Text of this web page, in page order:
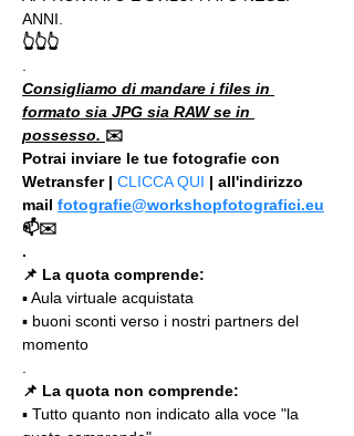
ANNI.
👆👆👆
Consigliamo di mandare i files in
formato sia JPG sia RAW se in
possesso. ✉️
Potrai inviare le tue fotografie con
Wetransfer | CLICCA QUI | all'indirizzo
mail fotografie@workshopfotografici.eu
📫✉️
.
📌 La quota comprende:
▪️ Aula virtuale acquistata
▪️ buoni sconti verso i nostri partners del
momento
📌 La quota non comprende:
▪️ Tutto quanto non indicato alla voce "la